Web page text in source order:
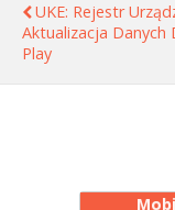
UKE: Rejestr
Aktualizacja Danych
Play